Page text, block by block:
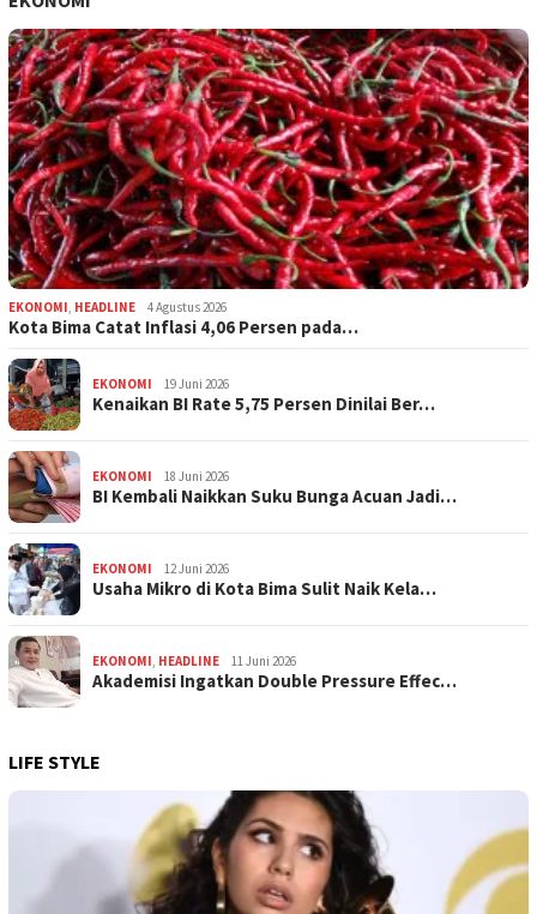
EKONOMI, HEADLINE 4 Agustus 2026
Kota Bima Catat Inflasi 4,06 Persen pada…
EKONOMI 19 Juni 2026
Kenaikan BI Rate 5,75 Persen Dinilai Ber…
EKONOMI 18 Juni 2026
BI Kembali Naikkan Suku Bunga Acuan Jadi…
EKONOMI 12 Juni 2026
Usaha Mikro di Kota Bima Sulit Naik Kela…
EKONOMI, HEADLINE 11 Juni 2026
Akademisi Ingatkan Double Pressure Effec…
LIFE STYLE